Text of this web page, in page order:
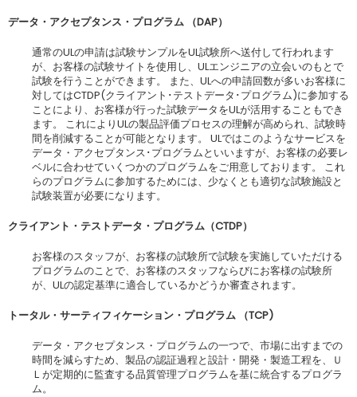
データ・アクセプタンス・プログラム （DAP）
通常のULの申請は試験サンプルをUL試験所へ送付して行われます
が、お客様の試験サイトを使用し、ULエンジニアの立会いのもとで
試験を行うことができます。 また、ULへの申請回数が多いお客様に
対してはCTDP(クライアント･テストデータ･プログラム)に参加する
ことにより、お客様が行った試験データをULが活用することもでき
ます。 これによりULの製品評価プロセスの理解が高められ、試験時
間を削減することが可能となります。 ULではこのようなサービスを
データ・アクセプタンス･プログラムといいますが、お客様の必要レ
ベルに合わせていくつかのプログラムをご用意しております。 これ
らのプログラムに参加するためには、少なくとも適切な試験施設と
試験装置が必要になります。
クライアント・テストデータ・プログラム（CTDP）
お客様のスタッフが、お客様の試験所で試験を実施していただける
プログラムのことで、お客様のスタッフならびにお客様の試験所
が、ULの認定基準に適合しているかどうか審査されます。
トータル・サーティフィケーション・プログラム （TCP)
データ・アクセプタンス・プログラムの一つで、市場に出すまでの
時間を減らすため、製品の認証過程と設計・開発・製造工程を、Ｕ
Ｌが定期的に監査する品質管理プログラムを基に統合するプログラ
ム。